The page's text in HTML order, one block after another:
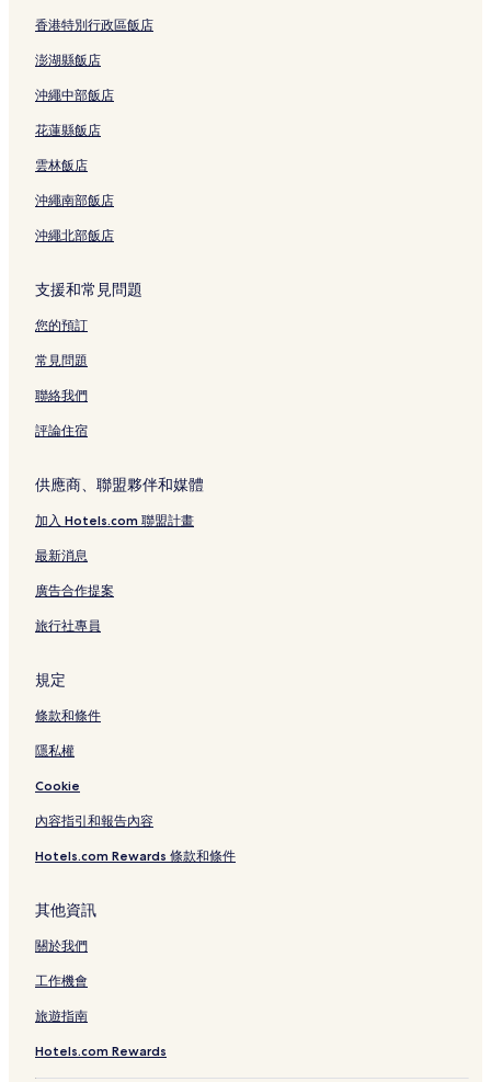
香港特別行政區飯店
澎湖縣飯店
沖繩中部飯店
花蓮縣飯店
雲林飯店
沖繩南部飯店
沖繩北部飯店
支援和常見問題
您的預訂
常見問題
聯絡我們
評論住宿
供應商、聯盟夥伴和媒體
加入 Hotels.com 聯盟計畫
最新消息
廣告合作提案
旅行社專員
規定
條款和條件
隱私權
Cookie
內容指引和報告內容
Hotels.com Rewards 條款和條件
其他資訊
關於我們
工作機會
旅遊指南
Hotels.com Rewards